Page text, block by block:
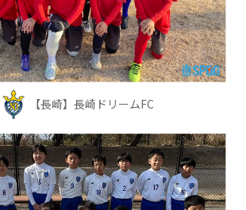
【長崎】長崎ドリームFC